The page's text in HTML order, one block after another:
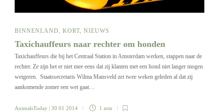
BINNENLAND, KORT, NIEUWS
Taxichauffeurs naar rechter om honden
Taxichauffeurs die bij het Centraal Station in Amsterdam werken, stappen naar de
rechter. Ze zijn het er niet mee eens dat zij klanten met een hond niet langer mogen
weigeren. Staatssecretaris Wilma Mansveld zei twee weken geleden al dat zij
aankomende zomer een wet gaat…
AnimalsToday | 30 01 2014 1 min